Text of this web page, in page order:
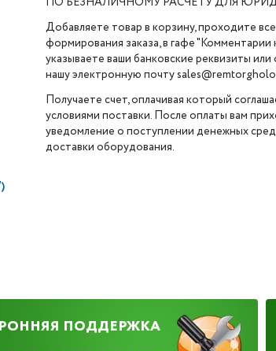
Добавляете товар в корзину, проходите
формирования заказа, в гафе "Комментарии
указываете ваши банковские реквизиты или
нашу электронную почту
Получаете счет, оплачивая который
условиями поставки. После оплаты вам
уведомление о поступлении денежных
доставки оборудования.
ПОДДЕРЖКА